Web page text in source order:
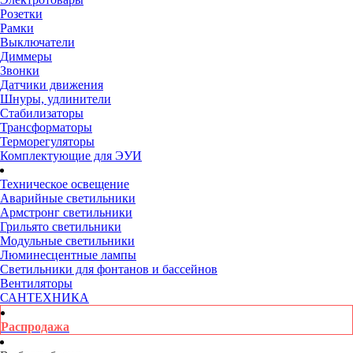
Розетки
Рамки
Выключатели
Диммеры
Звонки
Датчики движения
Шнуры, удлинители
Стабилизаторы
Трансформаторы
Терморегуляторы
Комплектующие для ЭУИ
Техническое освещение
Аварийные светильники
Армстронг светильники
Грильято светильники
Модульные светильники
Люминесцентные лампы
Светильники для фонтанов и бассейнов
Вентиляторы
САНТЕХНИКА
Распродажа